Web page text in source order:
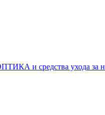
и средства ухода за